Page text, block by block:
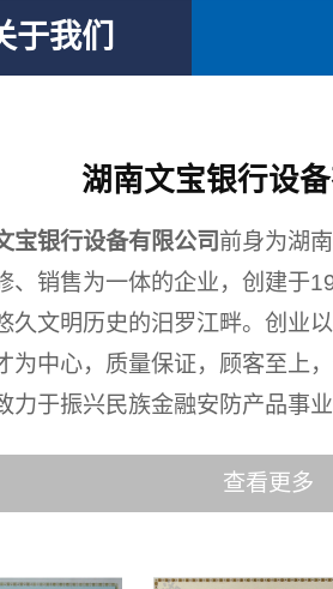
于我们
湖南文宝银行设
宝银行设备有限公司前身为湖
、销售为一体的企业，创建于
久文明历史的汨罗江畔。创业
为中心，质量保证，顾客至上
力于振兴民族金融安防产品事
查看更多